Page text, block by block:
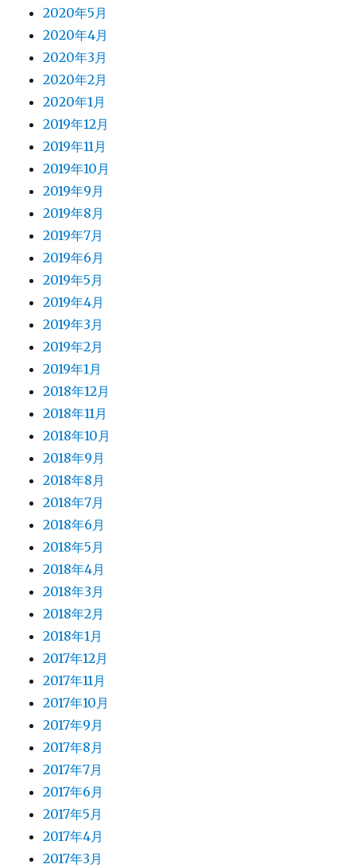
2020年5月
2020年4月
2020年3月
2020年2月
2020年1月
2019年12月
2019年11月
2019年10月
2019年9月
2019年8月
2019年7月
2019年6月
2019年5月
2019年4月
2019年3月
2019年2月
2019年1月
2018年12月
2018年11月
2018年10月
2018年9月
2018年8月
2018年7月
2018年6月
2018年5月
2018年4月
2018年3月
2018年2月
2018年1月
2017年12月
2017年11月
2017年10月
2017年9月
2017年8月
2017年7月
2017年6月
2017年5月
2017年4月
2017年3月